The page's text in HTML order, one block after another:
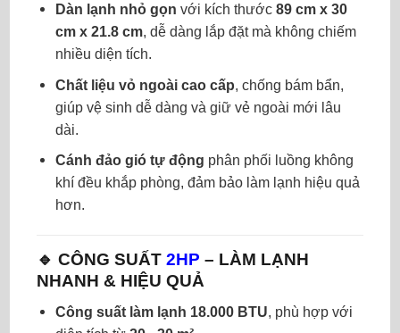
Dàn lạnh nhỏ gọn với kích thước 89 cm x 30
cm x 21.8 cm, dễ dàng lắp đặt mà không chiếm
nhiều diện tích.
Chất liệu vỏ ngoài cao cấp, chống bám bẩn,
giúp vệ sinh dễ dàng và giữ vẻ ngoài mới lâu
dài.
Cánh đảo gió tự động phân phối luồng không
khí đều khắp phòng, đảm bảo làm lạnh hiệu quả
hơn.
🔹 CÔNG SUẤT 2HP – LÀM LẠNH
NHANH & HIỆU QUẢ
Công suất làm lạnh 18.000 BTU, phù hợp với